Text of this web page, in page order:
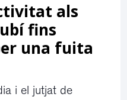
als
fins
una fuita
el jutjat de